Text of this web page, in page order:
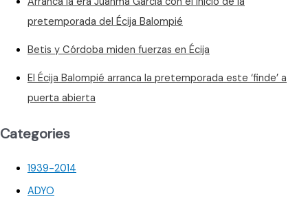
pretemporada del Écija Balompié
Betis y Córdoba miden fuerzas en Écija
El Écija Balompié arranca la pretemporada este ‘finde’ a
puerta abierta
Categories
1939-2014
ADYO